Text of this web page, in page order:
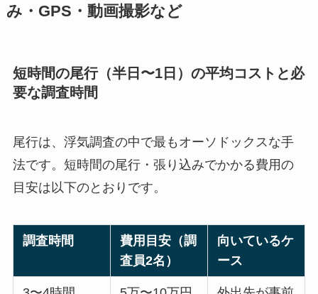
み・GPS・動画撮影など
短時間の尾行（半日〜1日）の平均コストと必
要な調査時間
尾行は、浮気調査の中で最もオーソドックスな手
法です。短時間の尾行・張り込みでかかる費用の
目安は以下のとおりです。
調査時間
費用目安（調
査員2名）
向いているケ
ース